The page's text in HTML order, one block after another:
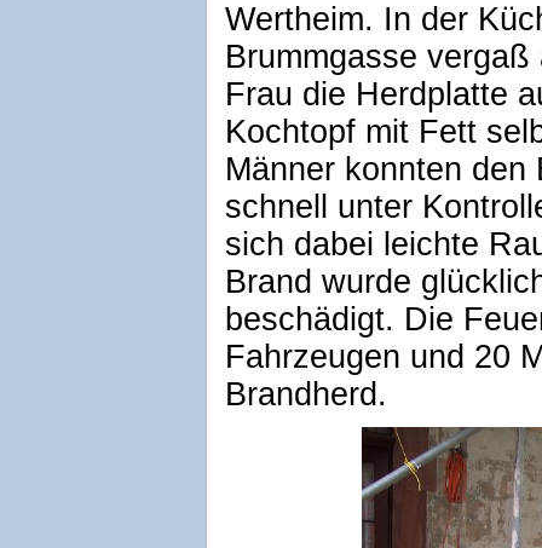
Wertheim. In der
Brummgasse
Frau die Herdplatte
Kochtopf mit Fett
Männer konnten den
schnell unter
sich dabei leichte
Brand wurde
beschädigt. Die
Fahrzeugen und 20
Brandherd.